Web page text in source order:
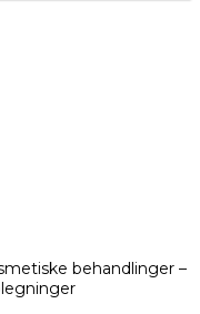
behandlinger –